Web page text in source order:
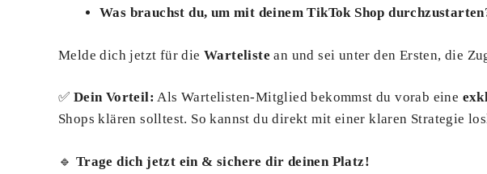
Was brauchst du, um mit deinem TikTok Shop
Melde dich jetzt für die Warteliste an und sei unter den Ersten, die
✅ Dein Vorteil: Als Wartelisten-Mitglied bekommst du vorab eine
Shops klären solltest. So kannst du direkt mit einer klaren Strategie
🔹 Trage dich jetzt ein & sichere dir deinen Platz!